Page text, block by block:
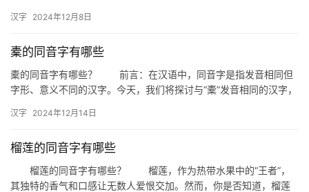
汉字 2024年12月8日
橐的同音字有哪些
橐的同音字有哪些？ 前言：在汉语中，同音字是指发音相同但
字形、意义不同的汉字。今天，我们将探讨与“橐”发音相同的汉字，
汉字 2024年12月14日
榴莲的同音字有哪些
榴莲的同音字有哪些？ 榴莲，作为热带水果中的“王者”，
其独特的香气和口感让无数人爱恨交加。然而，你是否知道，榴莲